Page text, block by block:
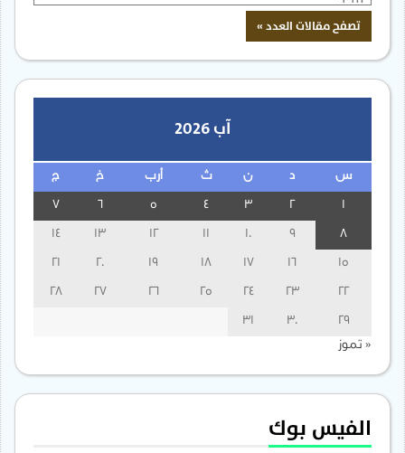
آب 2026
س ن ث أرب خ ج
3
13
14
15
16
17
18
19
20
21
22
23
24
25
26
27
28
29
30
31
« تموز
الفيس بوك